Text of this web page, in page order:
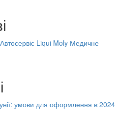
Автосервіс Liqui Moly Медичне
умови для оформлення в 2024